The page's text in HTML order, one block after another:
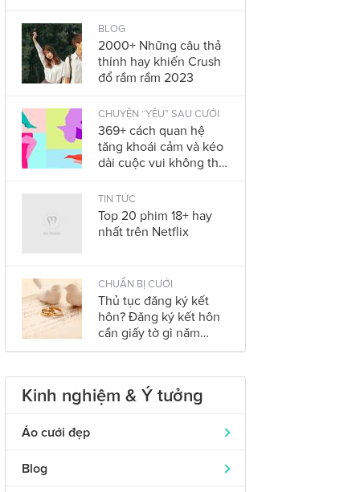
BLOG
2000+ Những câu thả
thính hay khiến Crush
đổ rầm rầm 2023
CHUYỆN “YÊU” SAU CƯỚI
369+ cách quan hệ
tăng khoái cảm và kéo
dài cuộc vui không thể
2023
TIN TỨC
Top 20 phim 18+ hay
nhất trên Netflix
CHUẨN BỊ CƯỚI
Thủ tục đăng ký kết
hôn? Đăng ký kết hôn
cần giấy tờ gì năm
2023?
Kinh nghiệm & Ý tưởng
Áo cưới đẹp
Áo dài cưới
319
Blog